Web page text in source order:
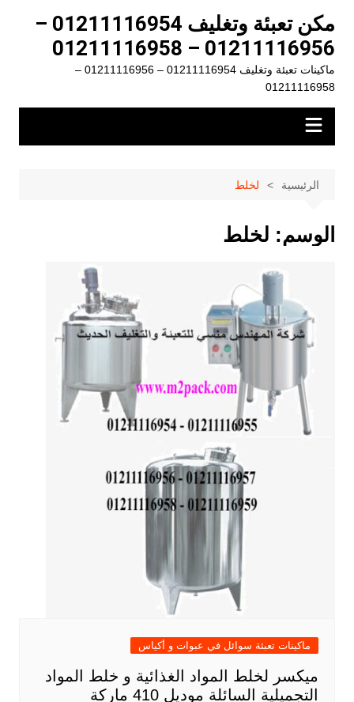
المحتوى
مكن تعبئة وتغليف 01211116954 –
01211116956 – 01211116958
ماكينات تعبئة وتغليف 01211116954 – 01211116956 –
01211116958
الرئيسية لخلط
الوسم: لخلط
ماكينات تعبئة سوائل في عبوات و أكياس
ميكسر لخلط المواد الغذائية و خلط المواد
التجميلية السائلة موديل 410 ماركة